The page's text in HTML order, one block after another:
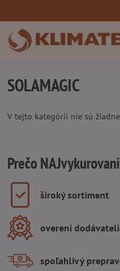
SOLAMAGIC
V tejto kategórii nie sú
Prečo
široký sortiment
overení
spoľahlivý